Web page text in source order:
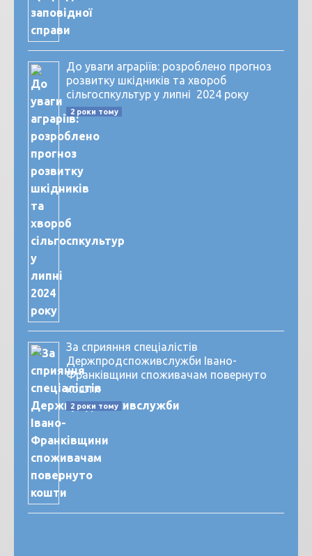
До уваги аграріїв: розроблено прогноз
розвитку шкідників та хвороб
сільгоспкультур у липні 2024 року
2 роки тому
За сприяння спеціалістів
Держпродспоживслужби Івано-
Франківщини споживачам повернуто
кошти
2 роки тому